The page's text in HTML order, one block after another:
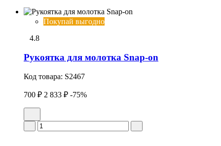
Покупай выгодно
4.8
Рукоятка для молотка Snap-on
Код товара: S2467
700 ₽ 2 833 ₽ -75%